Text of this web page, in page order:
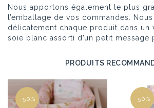
Nous apportons également le plus
l’emballage de vos commandes.
délicatement chaque produit dans un
soie blanc assorti d’un petit message
PRODUITS
-50% -50%